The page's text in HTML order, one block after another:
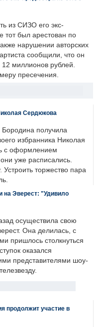
из СИЗО его экс-
тот был арестован по
нарушении авторских
сообщили, что он
миллионов рублей.
пресечения.
Сердюкова
Бородина получила
избранника Николая
с оформлением
уже расписались.
торжество пара
на Эверест: "Удивило
осуществила свою
Она делилась, с
пришлось столкнуться
оказался
представителями шоу-
продолжит участие в